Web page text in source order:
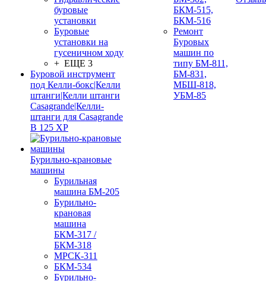
буровые
установки
Буровые
установки на
гусеничном ходу
+ ЕЩЕ 3
Буровой инструмент
под Келли-бокс|Келли
штанги|Келли штанги
Casagrande|Келли-
штанги для Casagrande
B 125 XP
Бурильно-крановые
машины
Бурильная
машина БМ-205
Бурильно-
крановая
машина
БКМ-317 /
БКМ-318
МРСК-311
БКМ-534
Бурильно-
БКМ-515,
БКМ-516
Ремонт
Буровых
машин по
типу БМ-811,
БМ-831,
МБШ-818,
УБМ-85